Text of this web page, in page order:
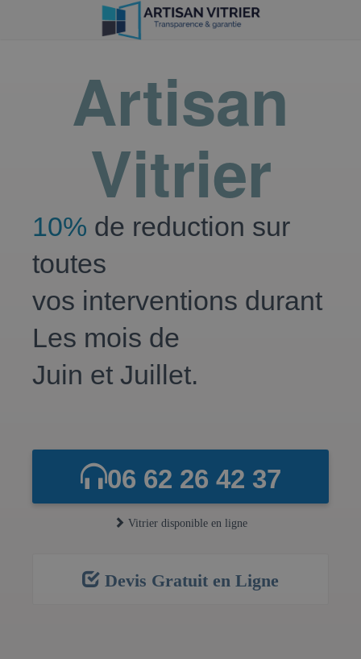
Artisan
Vitrier
10% de reduction sur
toutes
vos interventions durant
Les mois de
Juin et Juillet.
06 62 26 42 37
Vitrier disponible en ligne
Devis Gratuit en Ligne